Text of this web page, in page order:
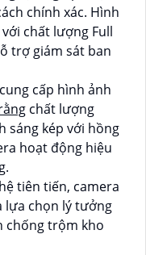
chính xác. Hình
chất lượng Full
trợ giám sát ban
cấp hình ảnh
chất lượng
sáng kép với hồng
hoạt động hiệu
tiên tiến, camera
lựa chọn lý tưởng
chống trộm kho